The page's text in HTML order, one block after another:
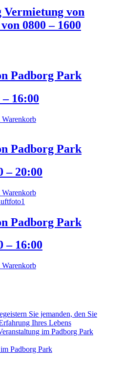
von
0800 – 1600
Padborg Park
– 16:00
Warenkorb
Padborg Park
– 20:00
Warenkorb
Padborg Park
– 16:00
Warenkorb
Sie jemanden, den Sie
Ihres Lebens
im Padborg Park
Padborg Park